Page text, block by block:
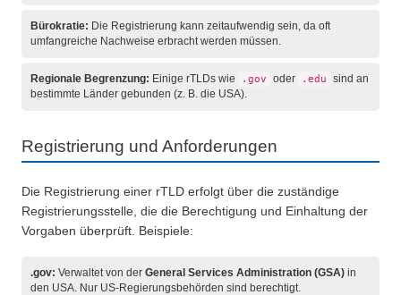
Bürokratie: Die Registrierung kann zeitaufwendig sein, da oft
umfangreiche Nachweise erbracht werden müssen.
Regionale Begrenzung: Einige rTLDs wie .gov oder .edu
sind an
bestimmte Länder gebunden (z. B. die USA).
Registrierung und Anforderungen
Die Registrierung einer rTLD erfolgt über die zuständige
Registrierungsstelle, die die Berechtigung und Einhaltung der
Vorgaben überprüft. Beispiele:
.gov: Verwaltet von der General Services Administration (GSA) in
den USA. Nur US-Regierungsbehörden sind berechtigt.